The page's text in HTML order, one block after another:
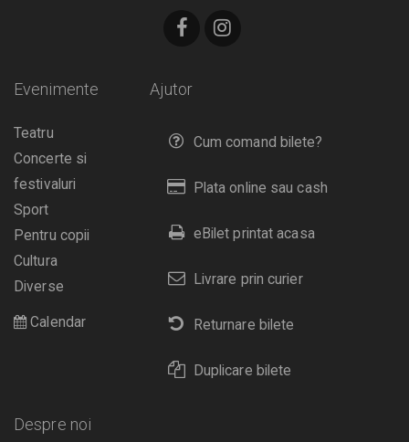
Ajutor
Cum comand bilete?
Plata online sau cash
eBilet printat acasa
Livrare prin curier
Returnare bilete
Duplicare bilete
Evenimente
Teatru
Concerte si
festivaluri
Sport
Pentru copii
Cultura
Diverse
Calendar
Despre noi